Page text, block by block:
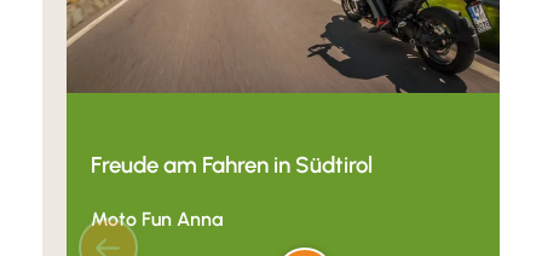
Freude am Fahren in Südtirol
Moto Fun Anna